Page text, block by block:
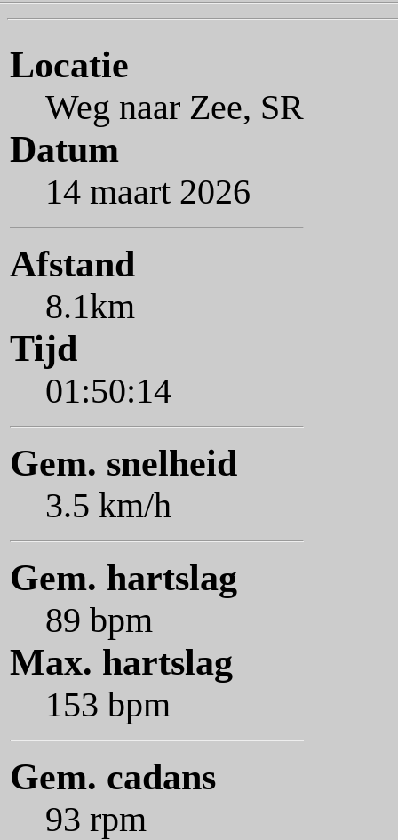
Locatie
Weg naar Zee, SR
Datum
14 maart 2026
Afstand
8.1km
Tijd
01:50:14
Gem. snelheid
3.5 km/h
Gem. hartslag
89 bpm
Max. hartslag
153 bpm
Gem. cadans
93 rpm